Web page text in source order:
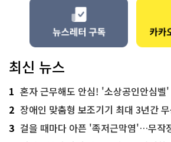
최신 뉴스
1 혼자 근무해도 안심! '소상공인안심벨
2 장애인 맞춤형 보조기기 최대 3년간 무상
3 걸을 때마다 아픈 '족저근막염'…무작정 참